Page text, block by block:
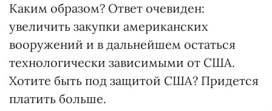
Каким образом? Ответ очевиден:
увеличить закупки американских
вооружений и в дальнейшем остаться
технологически зависимыми от США.
Хотите быть под защитой США? Придется
платить больше.